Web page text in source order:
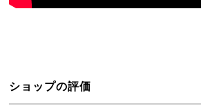
ショップの評価